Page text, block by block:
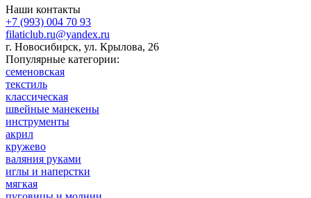
Наши контакты
+7 (993) 004 70 93
filaticlub.ru@yandex.ru
г. Новосибирск, ул. Крылова, 26
Популярные категории:
семеновская
текстиль
классическая
швейные манекены
инструменты
акрил
кружево
валяния руками
иглы и наперстки
мягкая